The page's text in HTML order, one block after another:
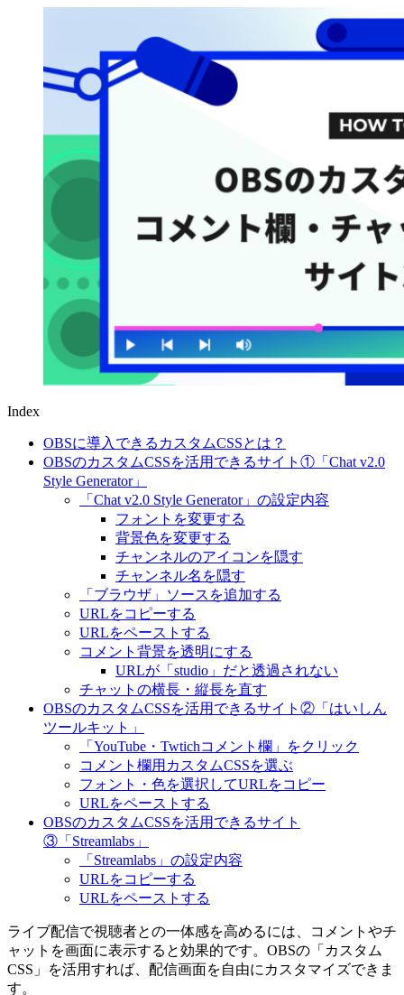
Index
OBSに導入できるカスタムCSSとは？
OBSのカスタムCSSを活用できるサイト①「Chat v2.0
Style Generator」
「Chat v2.0 Style Generator」の設定内容
フォントを変更する
背景色を変更する
チャンネルのアイコンを隠す
チャンネル名を隠す
「ブラウザ」ソースを追加する
URLをコピーする
URLをペーストする
コメント背景を透明にする
URLが「studio」だと透過されない
チャットの横長・縦長を直す
OBSのカスタムCSSを活用できるサイト②「はいしん
ツールキット」
「YouTube・Twtichコメント欄」をクリック
コメント欄用カスタムCSSを選ぶ
フォント・色を選択してURLをコピー
URLをペーストする
OBSのカスタムCSSを活用できるサイト
③「Streamlabs」
「Streamlabs」の設定内容
URLをコピーする
URLをペーストする
ライブ配信で視聴者との一体感を高めるには、コメントやチ
ャットを画面に表示すると効果的です。OBSの「カスタム
CSS」を活用すれば、配信画面を自由にカスタマイズできま
す。